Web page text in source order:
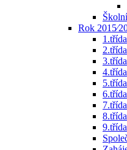
Rok
1.třída
2.třída
3.třída
4.třída
5.třída
6.třída
7.třída
8.třída
9.třída